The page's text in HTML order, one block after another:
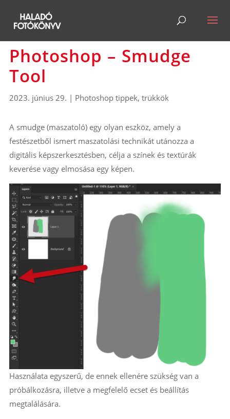
Photoshop – Smudge
Tool
2023. június 29. | Photoshop tippek, trükkök
A smudge (maszatoló) egy olyan eszköz, amely a
festészetből ismert maszatolási technikát utánozza a
digitális képszerkesztésben, célja a színek és textúrák
keverése vagy elmosása egy képen.
Használata egyszerű, de ennek ellenére szükség van a
próbálkozásra, illetve a megfelelő ecset és beállítás
megtalálására.